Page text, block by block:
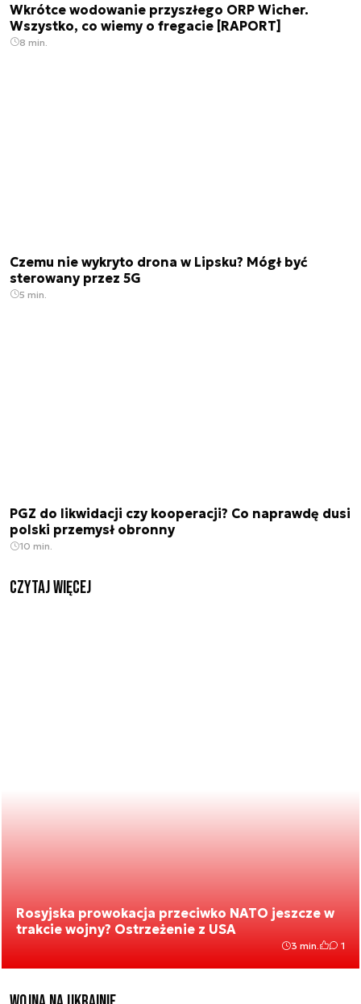
Wkrótce wodowanie przyszłego ORP Wicher.
Wszystko, co wiemy o fregacie [RAPORT]
8 min.
Czemu nie wykryto drona w Lipsku? Mógł być
sterowany przez 5G
5 min.
PGZ do likwidacji czy kooperacji? Co naprawdę dusi
polski przemysł obronny
10 min.
czytaj więcej
Rosyjska prowokacja przeciwko NATO jeszcze w
trakcie wojny? Ostrzeżenie z USA
3 min. 1